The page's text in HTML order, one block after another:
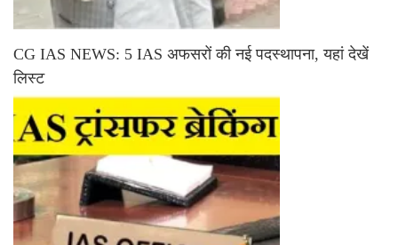
CG IAS NEWS: 5 IAS अफसरों की नई पदस्थापना, यहां देखें
लिस्ट